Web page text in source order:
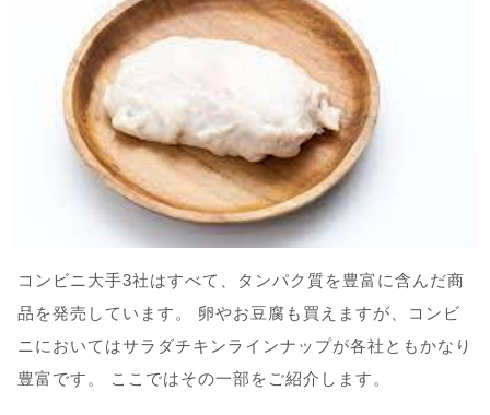
コンビニ大手3社はすべて、タンパク質を豊富に含んだ商
品を発売しています。 卵やお豆腐も買えますが、コンビ
ニにおいてはサラダチキンラインナップが各社ともかなり
豊富です。 ここではその一部をご紹介します。